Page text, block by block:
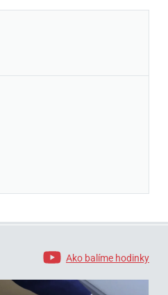
Ako balíme hodinky